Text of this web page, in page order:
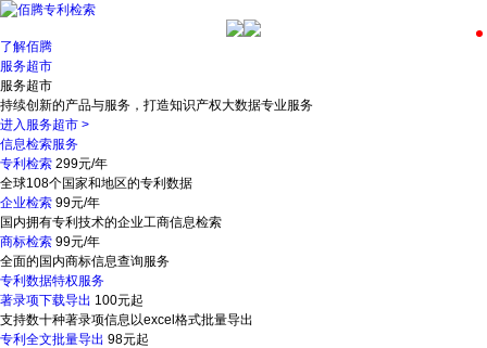
了解佰腾
服务超市
服务超市
持续创新的产品与服务，打造知识产权大数据专业服务
进入服务超市 >
信息检索服务
专利检索 299元/年
全球108个国家和地区的专利数据
企业检索 99元/年
国内拥有专利技术的企业工商信息检索
商标检索 99元/年
全面的国内商标信息查询服务
专利数据特权服务
著录项下载导出 100元起
支持数十种著录项信息以excel格式批量导出
专利全文批量导出 98元起